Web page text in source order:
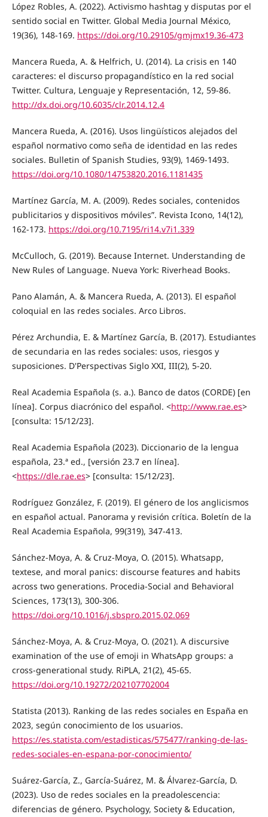
López Robles, A. (2022). Activismo hashtag y disputas por el
sentido social en Twitter. Global Media Journal México,
19(36), 148-169. https://doi.org/10.29105/gmjmx19.36-473
Mancera Rueda, A. & Helfrich, U. (2014). La crisis en 140
caracteres: el discurso propagandístico en la red social
Twitter. Cultura, Lenguaje y Representación, 12, 59-86.
http://dx.doi.org/10.6035/clr.2014.12.4
Mancera Rueda, A. (2016). Usos lingüísticos alejados del
español normativo como seña de identidad en las redes
sociales. Bulletin of Spanish Studies, 93(9), 1469-1493.
https://doi.org/10.1080/14753820.2016.1181435
Martínez García, M. A. (2009). Redes sociales, contenidos
publicitarios y dispositivos móviles”. Revista Icono, 14(12),
162-173. https://doi.org/10.7195/ri14.v7i1.339
McCulloch, G. (2019). Because Internet. Understanding de
New Rules of Language. Nueva York: Riverhead Books.
Pano Alamán, A. & Mancera Rueda, A. (2013). El español
coloquial en las redes sociales. Arco Libros.
Pérez Archundia, E. & Martínez García, B. (2017). Estudiantes
de secundaria en las redes sociales: usos, riesgos y
suposiciones. D'Perspectivas Siglo XXI, III(2), 5-20.
Real Academia Española (s. a.). Banco de datos (CORDE) [en
línea]. Corpus diacrónico del español. <http://www.rae.es>
[consulta: 15/12/23].
Real Academia Española (2023). Diccionario de la lengua
española, 23.ª ed., [versión 23.7 en línea].
<https://dle.rae.es> [consulta: 15/12/23].
Rodríguez González, F. (2019). El género de los anglicismos
en español actual. Panorama y revisión crítica. Boletín de la
Real Academia Española, 99(319), 347-413.
Sánchez-Moya, A. & Cruz-Moya, O. (2015). Whatsapp,
textese, and moral panics: discourse features and habits
across two generations. Procedia-Social and Behavioral
Sciences, 173(13), 300-306.
https://doi.org/10.1016/j.sbspro.2015.02.069
Sánchez-Moya, A. & Cruz-Moya, O. (2021). A discursive
examination of the use of emoji in WhatsApp groups: a
cross-generational study. RiPLA, 21(2), 45-65.
https://doi.org/10.19272/202107702004
Statista (2013). Ranking de las redes sociales en España en
2023, según conocimiento de los usuarios.
https://es.statista.com/estadisticas/575477/ranking-de-las-
redes-sociales-en-espana-por-conocimiento/
Suárez-García, Z., García-Suárez, M. & Álvarez-García, D.
(2023). Uso de redes sociales en la preadolescencia:
diferencias de género. Psychology, Society & Education,